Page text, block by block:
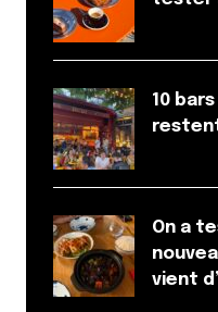
propices dans la zone
Merci beaucoup.
Répondre
d’or et le parc de
Batman
27 mai 2017 à 22 h 05 min
Répondre
10
On a
vient